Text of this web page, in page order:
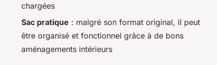
chargées
Sac pratique : malgré son format original, il peut
être organisé et fonctionnel grâce à de bons
aménagements intérieurs